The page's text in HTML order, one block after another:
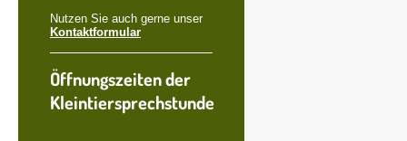
Nutzen Sie auch gerne unser
Kontaktformular
Öffnungszeiten der
Kleintiersprechstunde